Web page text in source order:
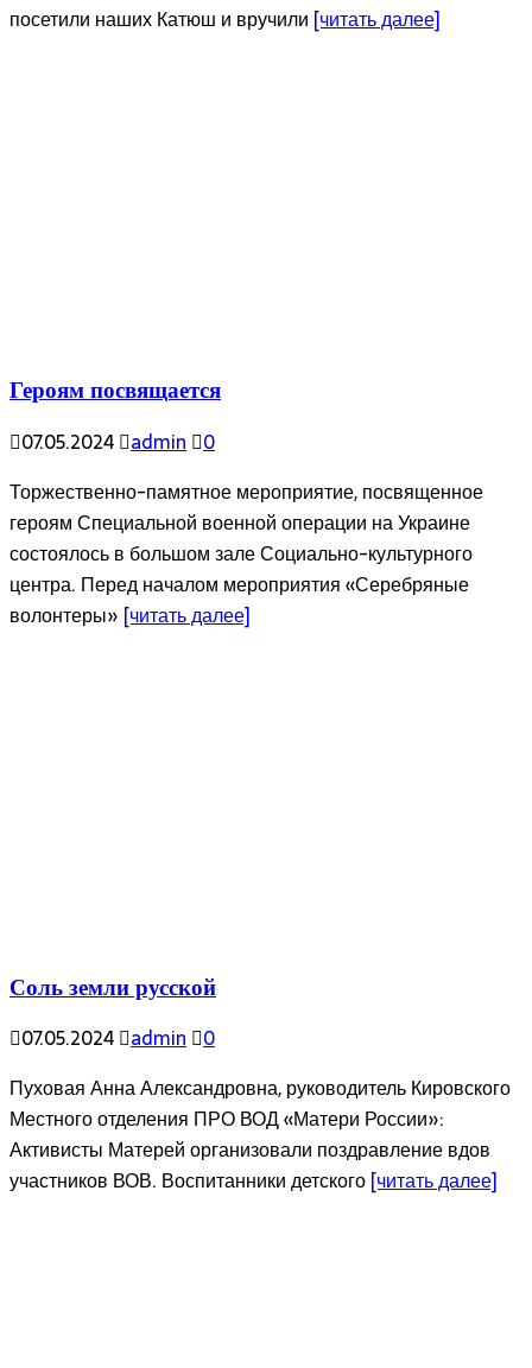
посетили наших Катюш и вручили [читать далее]
Героям посвящается
07.05.2024 admin
0
Торжественно-памятное мероприятие, посвященное
героям Специальной военной операции на Украине
состоялось в большом зале Социально-культурного
центра. Перед началом мероприятия «Серебряные
волонтеры» [читать далее]
Соль земли русской
07.05.2024 admin 0
Пуховая Анна Александровна, руководитель Кировского
Местного отделения ПРО ВОД «Матери России»:
Активисты Матерей организовали поздравление вдов
участников ВОВ. Воспитанники детского[читать далее]